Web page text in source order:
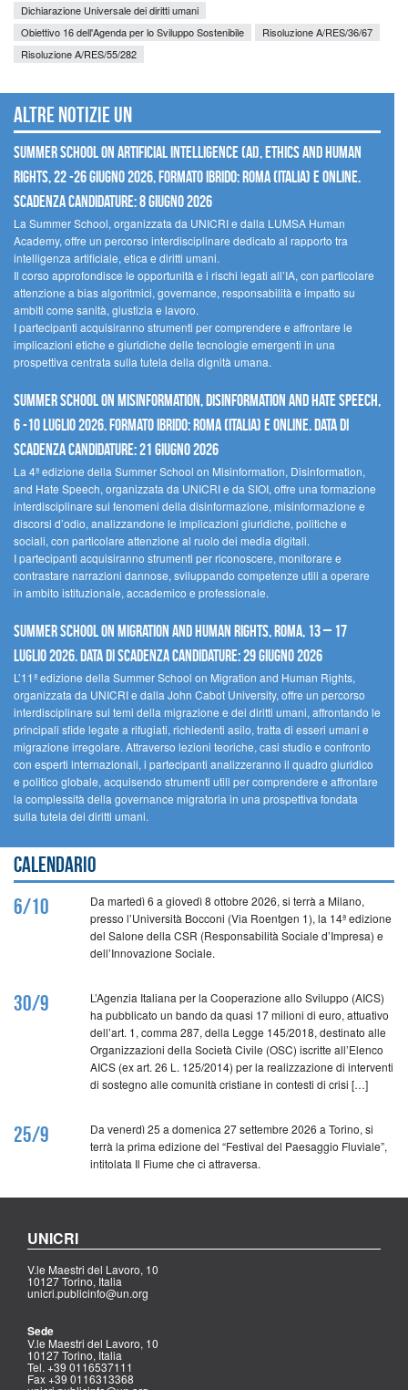
Dichiarazione Universale dei diritti umani
Obiettivo 16 dell'Agenda per lo Sviluppo Sostenibile
Risoluzione A/RES/36/67
Risoluzione A/RES/55/282
Altre notizie UN
Summer School on Artificial Intelligence (AI), Ethics and Human
Rights, 22 -26 giugno 2026, Formato Ibrido: Roma (Italia) e online.
Scadenza candidature: 8 giugno 2026
La Summer School, organizzata da UNICRI e dalla LUMSA Human
Academy, offre un percorso interdisciplinare dedicato al rapporto tra
intelligenza artificiale, etica e diritti umani.
Il corso approfondisce le opportunità e i rischi legati all’IA, con particolare
attenzione a bias algoritmici, governance, responsabilità e impatto su
ambiti come sanità, giustizia e lavoro.
I partecipanti acquisiranno strumenti per comprendere e affrontare le
implicazioni etiche e giuridiche delle tecnologie emergenti in una
prospettiva centrata sulla tutela della dignità umana.
Summer School on Misinformation, Disinformation and Hate Speech,
6 -10 luglio 2026. Formato ibrido: Roma (Italia) e online. Data di
scadenza candidature: 21 giugno 2026
La 4ª edizione della Summer School on Misinformation, Disinformation,
and Hate Speech, organizzata da UNICRI e da SIOI, offre una formazione
interdisciplinare sui fenomeni della disinformazione, misinformazione e
discorsi d’odio, analizzandone le implicazioni giuridiche, politiche e
sociali, con particolare attenzione al ruolo dei media digitali.
I partecipanti acquisiranno strumenti per riconoscere, monitorare e
contrastare narrazioni dannose, sviluppando competenze utili a operare
in ambito istituzionale, accademico e professionale.
Summer School on Migration and Human Rights, Roma, 13 – 17
Luglio 2026. Data di scadenza candidature: 29 Giugno 2026
L’11ª edizione della Summer School on Migration and Human Rights,
organizzata da UNICRI e dalla John Cabot University, offre un percorso
interdisciplinare sui temi della migrazione e dei diritti umani, affrontando le
principali sfide legate a rifugiati, richiedenti asilo, tratta di esseri umani e
migrazione irregolare. Attraverso lezioni teoriche, casi studio e confronto
con esperti internazionali, i partecipanti analizzeranno il quadro giuridico
e politico globale, acquisendo strumenti utili per comprendere e affrontare
la complessità della governance migratoria in una prospettiva fondata
sulla tutela dei diritti umani.
Calendario
6/10
Da martedì 6 a giovedì 8 ottobre 2026, si terrà a Milano,
presso l’Università Bocconi (Via Roentgen 1), la 14ª edizione
del Salone della CSR (Responsabilità Sociale d’Impresa) e
dell’Innovazione Sociale.
30/9
L’Agenzia Italiana per la Cooperazione allo Sviluppo (AICS)
ha pubblicato un bando da quasi 17 milioni di euro, attuativo
dell’art. 1, comma 287, della Legge 145/2018, destinato alle
Organizzazioni della Società Civile (OSC) iscritte all’Elenco
AICS (ex art. 26 L. 125/2014) per la realizzazione di interventi
di sostegno alle comunità cristiane in contesti di crisi […]
25/9
Da venerdì 25 a domenica 27 settembre 2026 a Torino, si
terrà la prima edizione del “Festival del Paesaggio Fluviale”,
intitolata Il Fiume che ci attraversa.
UNICRI
V.le Maestri del Lavoro, 10
10127 Torino, Italia
unicri.publicinfo@un.org
Sede
V.le Maestri del Lavoro, 10
10127 Torino, Italia
Tel. +39 0116537111
Fax +39 0116313368